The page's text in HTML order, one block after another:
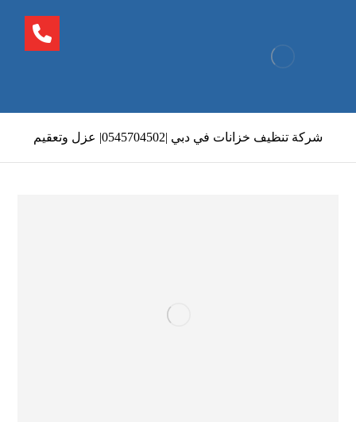
شركة تنظيف خزانات في دبي |0545704502| عزل وتعقيم